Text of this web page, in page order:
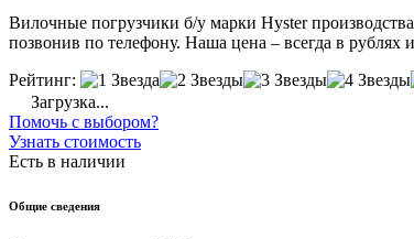
Вилочные погрузчики б/у марки Hyster
позвонив по телефону. Наша цена – всегда в рублях
Рейтинг:
Загрузка...
Помочь с выбором?
Узнать стоимость
Есть в наличии
Общие сведения